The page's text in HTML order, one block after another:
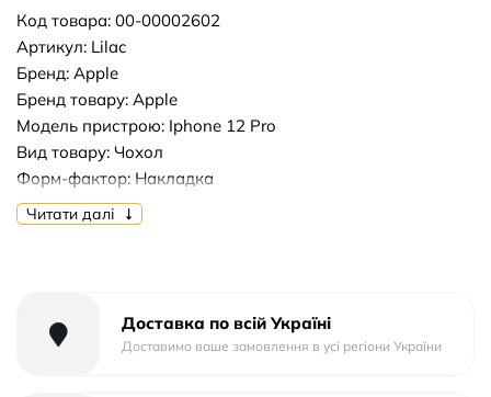
Код товара: 00-00002602
Артикул: Lilac
Бренд: Apple
Бренд товару: Apple
Модель пристрою: Iphone 12 Pro
Вид товару: Чохол
Форм-фактор: Накладка
Тип матеріалу: Силікон
Тип упаковки: Тех.Пак.
Читати далі
Доставка по всій Україні
Доставимо ваше замовлення в усі регіони України